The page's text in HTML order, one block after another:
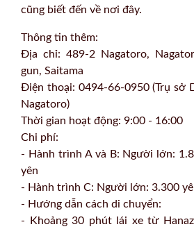
cũng biết đến về nơi đây.
Thông tin thêm:
Địa chỉ: 489-2 Nagatoro,
gun, Saitama
Điện thoại: 0494-66-0950 (Trụ sở
Nagatoro)
Thời gian hoạt động: 9:00 - 16:00
Chi phí:
- Hành trình A và B: Người lớn:
yên
- Hành trình C: Người lớn: 3.300
- Hướng dẫn cách di chuyển:
- Khoảng 30 phút lái xe từ